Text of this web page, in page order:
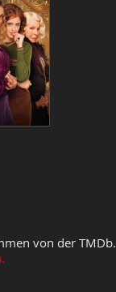
von der TMDb.